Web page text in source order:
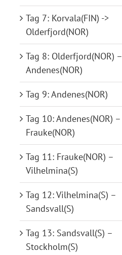
Tag 7: Korvala(FIN) ->
Olderfjord(NOR)
Tag 8: Olderfjord(NOR) –
Andenes(NOR)
Tag 9: Andenes(NOR)
Tag 10: Andenes(NOR) –
Frauke(NOR)
Tag 11: Frauke(NOR) –
Vilhelmina(S)
Tag 12: Vilhelmina(S) –
Sandsvall(S)
Tag 13: Sandsvall(S) –
Stockholm(S)